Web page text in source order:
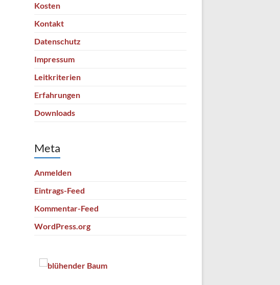
Kosten
Kontakt
Datenschutz
Impressum
Leitkriterien
Erfahrungen
Downloads
Meta
Anmelden
Eintrags-Feed
Kommentar-Feed
WordPress.org